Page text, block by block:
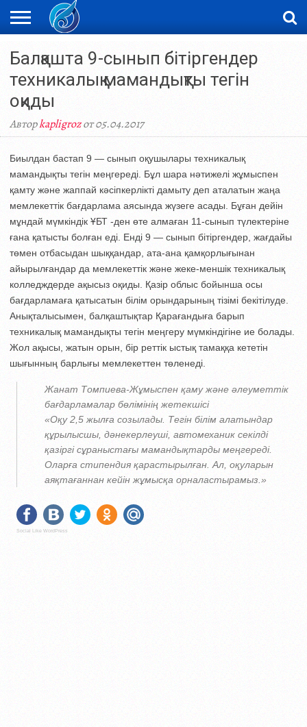
ЖАҢАЛЫҚТАР
НОВОСТИ
ВИДЕО
ФОТОРЕПОРТАЖИ
ОРКЕН
LIVETV
Балқашта 9-сынып бітіргендер
техникалық мамандықты тегін
оқиды
Авторkapligrozот 05.04.2017
Биылдан бастап 9 — сынып оқушылары техникалық
мамандықты тегін меңгереді. Бұл шара нәтижелі жұмыспен
қамту және жаппай кәсіпкерлікті дамыту деп аталатын жаңа
мемлекеттік бағдарлама аясында жүзеге асады. Бұған дейін
мұндай мүмкіндік ҰБТ -ден өте алмаған 11-сынып түлектеріне
ғана қатысты болған еді. Енді 9 — сынып бітіргендер, жағдайы
төмен отбасыдан шыққандар, ата-ана қамқорлығынан
айырылғандар да мемлекеттік және жеке-меншік техникалық
колледждерде ақысыз оқиды. Қазір облыс бойынша осы
бағдарламаға қатысатын білім орындарының тізімі бекітілуде.
Анықталысымен, балқаштықтар Қарағандыға барып
техникалық мамандықты тегін меңгеру мүмкіндігіне ие болады.
Жол ақысы, жатын орын, бір реттік ыстық тамаққа кететін
шығынның барлығы мемлекеттен төленеді.
Жанат Томпиева-Жұмыспен қаму және әлеуметтік
бағдарламалар бөлімінің жетекшісі
«Оқу 2,5 жылға созылады. Тегін білім алатындар
құрылысшы, дәнекерлеуші, автомеханик секілді
қазіргі сұраныстағы мамандықтарды меңгереді.
Оларға стипендия қарастырылған. Ал, оқуларын
аяқтағаннан кейін жұмысқа орналастырамыз.»
Social Like WordPress